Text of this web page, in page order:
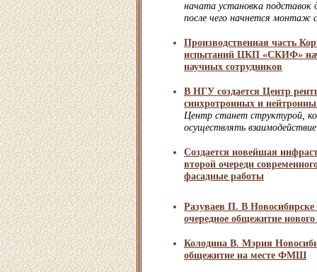
начата установка подставок
после чего начнется монтаж
Производственная часть
испытаний ЦКП «СКИФ»
научных сотрудников
В НГУ создается Центр
синхротронных и
Центр станет структурой,
осуществлять
Создается новейшая
второй очереди
фасадные работы
Разуваев П. В Новосибирске
очередное общежитие
Колодина В. Мэрия
общежитие на месте ФМШ